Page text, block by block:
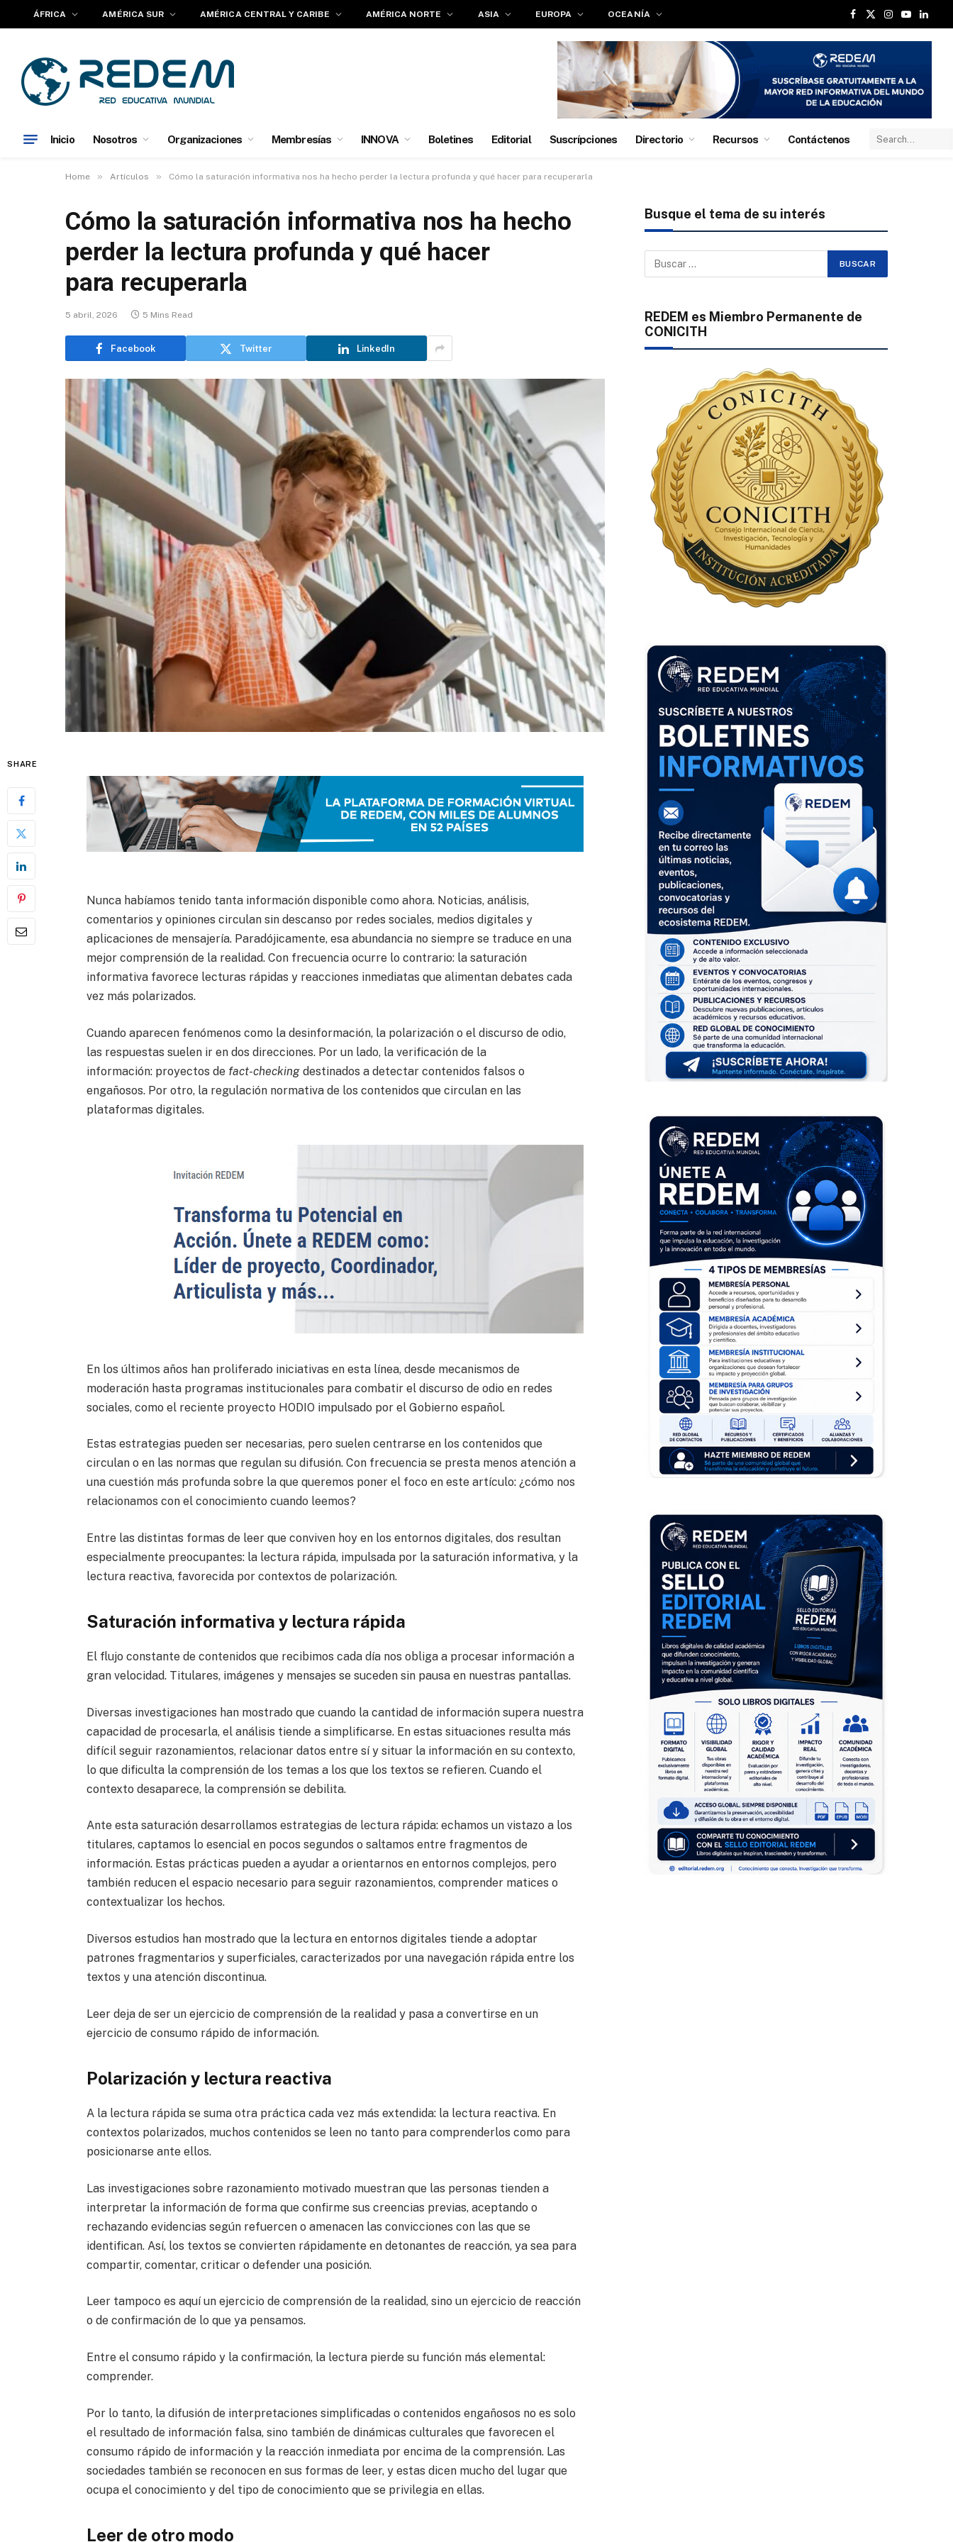
ÁFRICA AMÉRICA SUR AMÉRICA CENTRAL Y CARIBE AMÉRICA NORTE ASIA EUROPA OCEANÍA
Facebook
X
Instagram
YouTube
Inicio Nosotros Organizaciones Membresías INNOVA Boletines Editorial Suscrípciones Directorio Recursos Contáctenos
Home » Artículos » Cómo la saturación informativa nos ha hecho perder la lectura profunda y qué hacer para recuperarla
Cómo la saturación informativa nos ha hecho
perder la lectura profunda y qué hacer
para recuperarla
5 abril, 2026 5 Mins Read
Facebook Twitter LinkedIn
SHARE
Nunca habíamos tenido tanta información disponible como ahora. Noticias, análisis,
comentarios y opiniones circulan sin descanso por redes sociales, medios digitales y
aplicaciones de mensajería. Paradójicamente, esa abundancia no siempre se traduce en una
mejor comprensión de la realidad. Con frecuencia ocurre lo contrario: la saturación
informativa favorece lecturas rápidas y reacciones inmediatas que alimentan debates cada
vez más polarizados.
Cuando aparecen fenómenos como la desinformación, la polarización o el discurso de odio,
las respuestas suelen ir en dos direcciones. Por un lado, la verificación de la
información: proyectos de fact-checkingdestinados a detectar contenidos falsos o
engañosos. Por otro, la regulación normativa de los contenidos que circulan en las
plataformas digitales.
En los últimos años han proliferado iniciativas en esta línea, desde mecanismos de
moderación hasta programas institucionales para combatir el discurso de odio en redes
sociales, como el reciente proyecto HODIO impulsado por el Gobierno español.
Estas estrategias pueden ser necesarias, pero suelen centrarse en los contenidos que
circulan o en las normas que regulan su difusión. Con frecuencia se presta menos atención a
una cuestión más profunda sobre la que queremos poner el foco en este artículo: ¿cómo nos
relacionamos con el conocimiento cuando leemos?
Entre las distintas formas de leer que conviven hoy en los entornos digitales, dos resultan
especialmente preocupantes: la lectura rápida, impulsada por la saturación informativa, y la
lectura reactiva, favorecida por contextos de polarización.
Saturación informativa y lectura rápida
El flujo constante de contenidos que recibimos cada día nos obliga a procesar información a
gran velocidad. Titulares, imágenes y mensajes se suceden sin pausa en nuestras pantallas.
Diversas investigaciones han mostrado que cuando la cantidad de información supera nuestra
capacidad de procesarla, el análisis tiende a simplificarse. En estas situaciones resulta más
difícil seguir razonamientos, relacionar datos entre sí y situar la información en su contexto,
lo que dificulta la comprensión de los temas a los que los textos se refieren. Cuando el
contexto desaparece, la comprensión se debilita.
Ante esta saturación desarrollamos estrategias de lectura rápida: echamos un vistazo a los
titulares, captamos lo esencial en pocos segundos o saltamos entre fragmentos de
información. Estas prácticas pueden a ayudar a orientarnos en entornos complejos, pero
también reducen el espacio necesario para seguir razonamientos, comprender matices o
contextualizar los hechos.
Diversos estudios han mostrado que la lectura en entornos digitales tiende a adoptar
patrones fragmentarios y superficiales, caracterizados por una navegación rápida entre los
textos y una atención discontinua.
Leer deja de ser un ejercicio de comprensión de la realidad y pasa a convertirse en un
ejercicio de consumo rápido de información.
Polarización y lectura reactiva
A la lectura rápida se suma otra práctica cada vez más extendida: la lectura reactiva. En
contextos polarizados, muchos contenidos se leen no tanto para comprenderlos como para
posicionarse ante ellos.
Las investigaciones sobre razonamiento motivado muestran que las personas tienden a
interpretar la información de forma que confirme sus creencias previas, aceptando o
rechazando evidencias según refuercen o amenacen las convicciones con las que se
identifican. Así, los textos se convierten rápidamente en detonantes de reacción, ya sea para
compartir, comentar, criticar o defender una posición.
Leer tampoco es aquí un ejercicio de comprensión de la realidad, sino un ejercicio de reacción
o de confirmación de lo que ya pensamos.
Entre el consumo rápido y la confirmación, la lectura pierde su función más elemental:
comprender.
Por lo tanto, la difusión de interpretaciones simplificadas o contenidos engañosos no es solo
el resultado de información falsa, sino también de dinámicas culturales que favorecen el
consumo rápido de información y la reacción inmediata por encima de la comprensión. Las
sociedades también se reconocen en sus formas de leer, y estas dicen mucho del lugar que
ocupa el conocimiento y del tipo de conocimiento que se privilegia en ellas.
Leer de otro modo
Busque el tema de su interés
REDEM es Miembro Permanente de
CONICITH